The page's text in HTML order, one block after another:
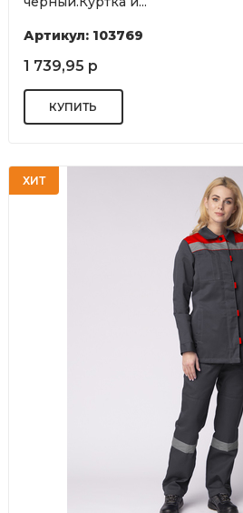
Артикул: 103769
1 739,95 р
ХИТ